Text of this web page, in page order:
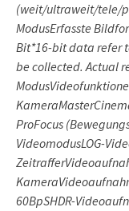
(weit/ultraweit/tele/
ModusErfasste
Bit*16-bit data refer
be collected. Actual
ProFocus
VideomodusLOG-
60BpSHDR-